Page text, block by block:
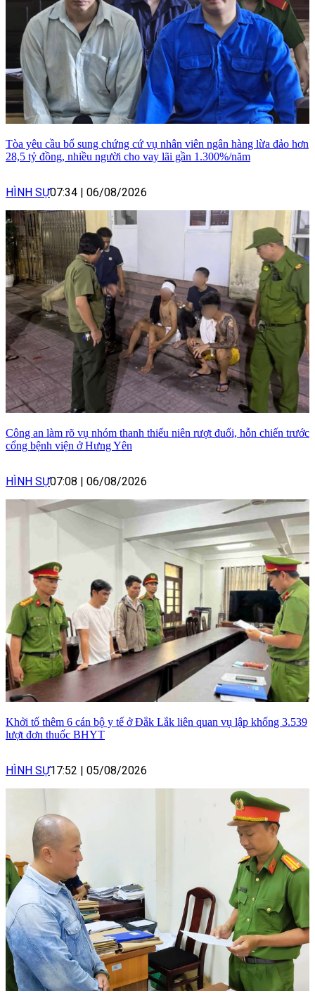
Tòa yêu cầu bổ sung chứng cứ vụ nhân viên ngân hàng lừa đảo hơn
28,5 tỷ đồng, nhiều người cho vay lãi gần 1.300%/năm
HÌNH SỰ07:34 | 06/08/2026
Công an làm rõ vụ nhóm thanh thiếu niên rượt đuổi, hỗn chiến trước
cổng bệnh viện ở Hưng Yên
HÌNH SỰ07:08 | 06/08/2026
Khởi tố thêm 6 cán bộ y tế ở Đắk Lắk liên quan vụ lập khống 3.539
lượt đơn thuốc BHYT
HÌNH SỰ17:52 | 05/08/2026